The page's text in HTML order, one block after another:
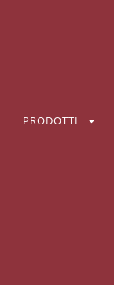
PRODOTTI